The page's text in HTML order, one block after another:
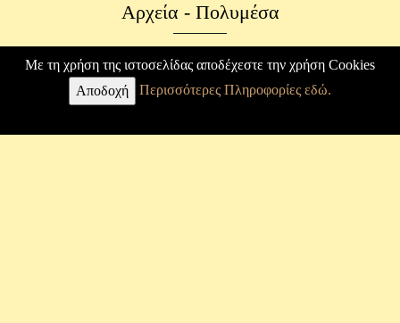
Αρχεία - Πολυμέσα
Φωτογραφικό Αρχείο
Κ. Καραθεοδωρή
Με τη χρήση της ιστοσελίδας αποδέχεστε την χρήση Cookies
Αποδοχή
Περισσότερες Πληροφορίες εδώ.